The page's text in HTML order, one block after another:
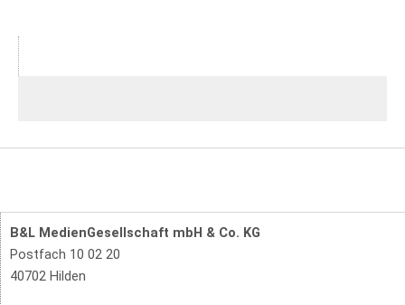
B&L MedienGesellschaft mbH & Co. KG
Postfach 10 02 20
40702 Hilden